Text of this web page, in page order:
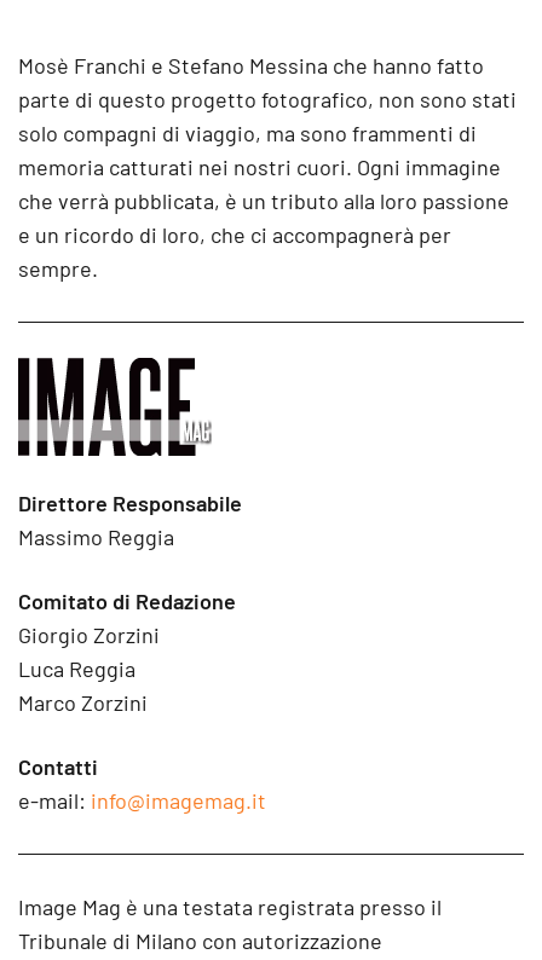
Mosè Franchi e Stefano Messina che hanno fatto
parte di questo progetto fotografico, non sono stati
solo compagni di viaggio, ma sono frammenti di
memoria catturati nei nostri cuori. Ogni immagine
che verrà pubblicata, è un tributo alla loro passione
e un ricordo di loro, che ci accompagnerà per
sempre.
Direttore Responsabile
Massimo Reggia
Comitato di Redazione
Giorgio Zorzini
Luca Reggia
Marco Zorzini
Contatti
e-mail: info@imagemag.it
Image Mag è una testata registrata presso il
Tribunale di Milano con autorizzazione